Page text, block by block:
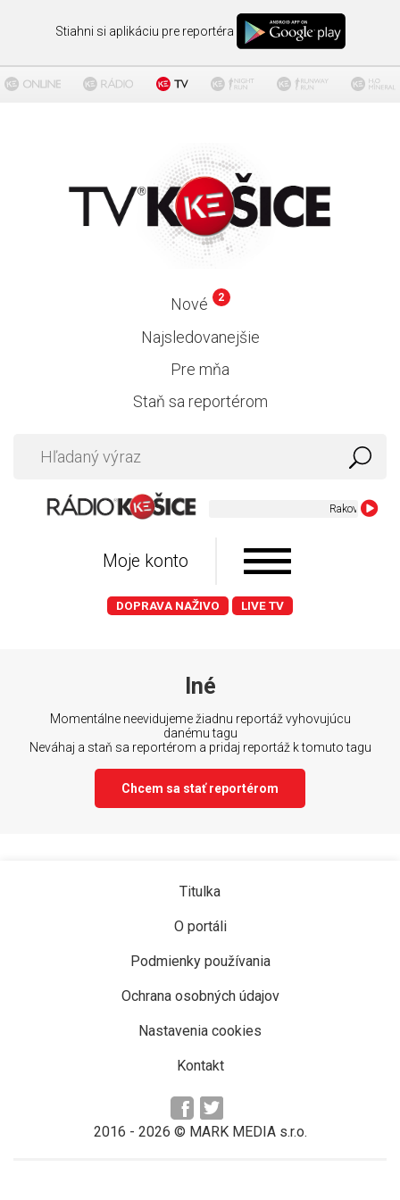
Stiahni si aplikáciu pre reportéra
Nové 2
Najsledovanejšie
Pre mňa
Staň sa reportérom
Rakovicky -
Moje konto
DOPRAVA NAŽIVO LIVE TV
Iné
Momentálne neevidujeme žiadnu reportáž vyhovujúcu
danému tagu
Neváhaj a staň sa reportérom a pridaj reportáž k tomuto tagu
Chcem sa stať reportérom
Titulka
O portáli
Podmienky používania
Ochrana osobných údajov
Nastavenia cookies
Kontakt
2016 - 2026 © MARK MEDIA s.r.o.